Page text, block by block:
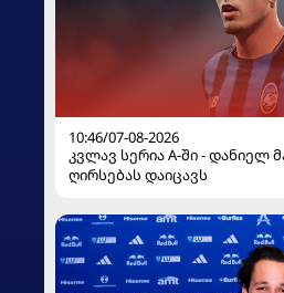
10:46/07-08-2026
კვლავ სერია A-ში - დანიელ
ღირსებას დაიცავს